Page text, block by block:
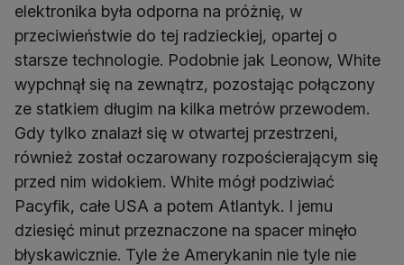
elektronika była odporna na próżnię, w
przeciwieństwie do tej radzieckiej, opartej o
starsze technologie. Podobnie jak Leonow, White
wypchnął się na zewnątrz, pozostając połączony
ze statkiem długim na kilka metrów przewodem.
Gdy tylko znalazł się w otwartej przestrzeni,
również został oczarowany rozpościerającym się
przed nim widokiem. White mógł podziwiać
Pacyfik, całe USA a potem Atlantyk. I jemu
dziesięć minut przeznaczone na spacer minęło
błyskawicznie. Tyle że Amerykanin nie tyle nie